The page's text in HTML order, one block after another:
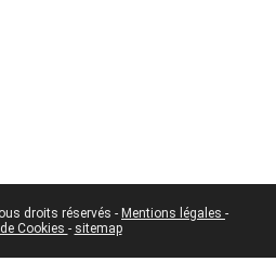
droits réservés - Mentions légales -
Cookies - sitemap